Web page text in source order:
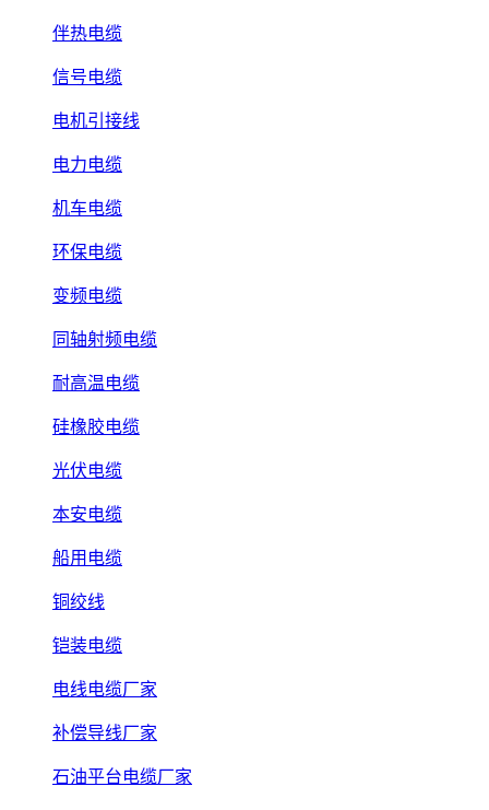
伴热电缆
信号电缆
电机引接线
电力电缆
机车电缆
环保电缆
变频电缆
同轴射频电缆
耐高温电缆
硅橡胶电缆
光伏电缆
本安电缆
船用电缆
铜绞线
铠装电缆
电线电缆厂家
补偿导线厂家
石油平台电缆厂家